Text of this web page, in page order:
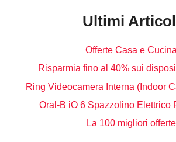
Ultimi
Offerte Casa e Cucina
Risparmia fino al 40% sui
Ring Videocamera Interna (Indoor
Oral-B iO 6 Spazzolino Elettrico
La 100 migliori offerte